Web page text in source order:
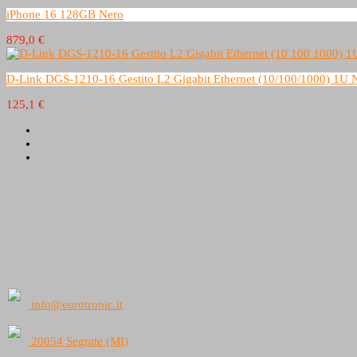
iPhone 16 128GB Nero
879,0 €
D-Link DGS-1210-16 Gestito L2 Gigabit Ethernet (10/100/1000) 1U
125,1 €
info@eurotronic.it
20054 Segrate (MI)